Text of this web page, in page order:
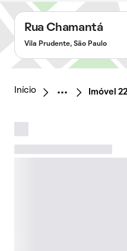
Rua Chamantá
Vila Prudente, São Paulo
Início Imóvel